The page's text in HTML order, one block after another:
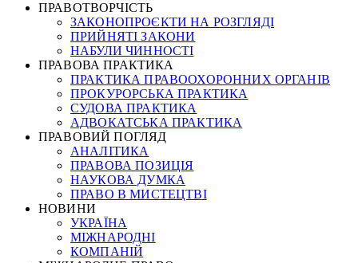
ПРАВОТВОРЧІСТЬ
ЗАКОНОПРОЄКТИ НА РОЗГЛЯДІ
ПРИЙНЯТІ ЗАКОНИ
НАБУЛИ ЧИННОСТІ
ПРАВОВА ПРАКТИКА
ПРАКТИКА ПРАВООХОРОННИХ ОРГАНІВ
ПРОКУРОРСЬКА ПРАКТИКА
СУДОВА ПРАКТИКА
АДВОКАТСЬКА ПРАКТИКА
ПРАВОВИЙ ПОГЛЯД
АНАЛІТИКА
ПРАВОВА ПОЗИЦІЯ
НАУКОВА ДУМКА
ПРАВО В МИСТЕЦТВІ
НОВИНИ
УКРАЇНА
МІЖНАРОДНІ
КОМПАНІЙ